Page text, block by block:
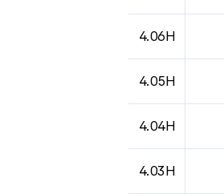
4.06H
4.05H
4.04H
4.03H